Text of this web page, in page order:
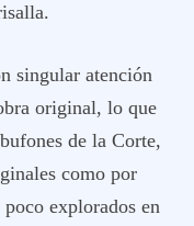
singular atención
original, lo que
de la Corte,
como por
explorados en